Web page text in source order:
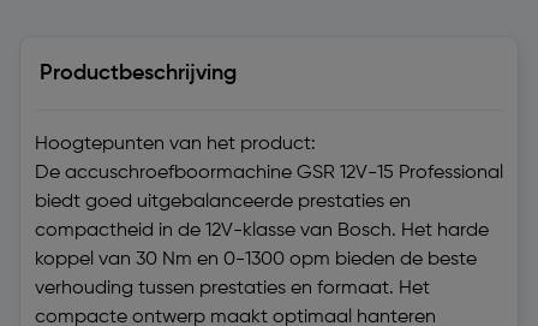
Productbeschrijving
Hoogtepunten van het product:
De accuschroefboormachine GSR 12V-15 Professional
biedt goed uitgebalanceerde prestaties en
compactheid in de 12V-klasse van Bosch. Het harde
koppel van 30 Nm en 0-1300 opm bieden de beste
verhouding tussen prestaties en formaat. Het
compacte ontwerp maakt optimaal hanteren